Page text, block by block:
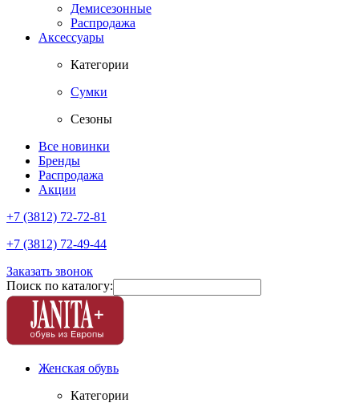
Демисезонные
Распродажа
Аксессуары
Категории
Сумки
Сезоны
Все новинки
Бренды
Распродажа
Акции
+7 (3812) 72-72-81
+7 (3812) 72-49-44
Заказать звонок
Поиск по каталогу:
Женская обувь
Категории